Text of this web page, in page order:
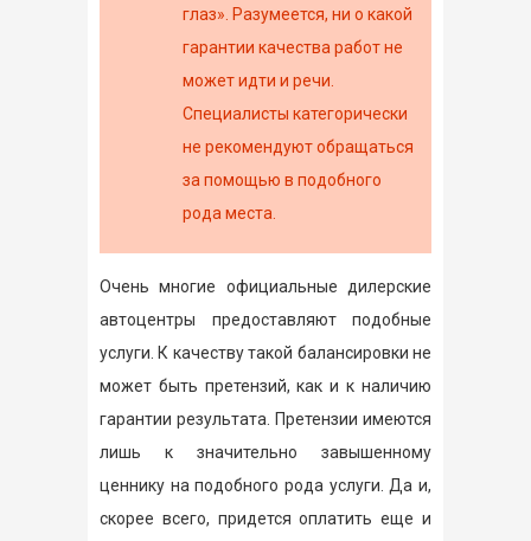
глаз». Разумеется, ни о какой
гарантии качества работ не
может идти и речи.
Специалисты категорически
не рекомендуют обращаться
за помощью в подобного
рода места.
Очень многие официальные дилерские
автоцентры предоставляют подобные
услуги. К качеству такой балансировки не
может быть претензий, как и к наличию
гарантии результата. Претензии имеются
лишь к значительно завышенному
ценнику на подобного рода услуги. Да и,
скорее всего, придется оплатить еще и